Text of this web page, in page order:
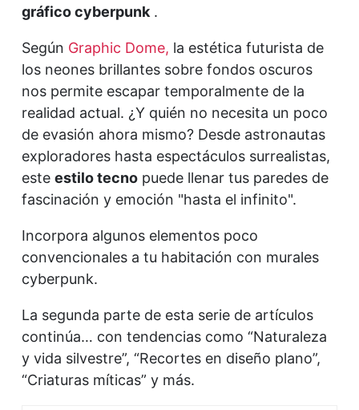
gráfico cyberpunk.
Según Graphic Dome, la estética futurista de
los neones brillantes sobre fondos oscuros
nos permite escapar temporalmente de la
realidad actual. ¿Y quién no necesita un poco
de evasión ahora mismo? Desde astronautas
exploradores hasta espectáculos surrealistas,
este estilo tecno puede llenar tus paredes de
fascinación y emoción "hasta el infinito".
Incorpora algunos elementos poco
convencionales a tu habitación con murales
cyberpunk.
La segunda parte de esta serie de artículos
continúa… con tendencias como “Naturaleza
y vida silvestre”, “Recortes en diseño plano”,
“Criaturas míticas” y más.